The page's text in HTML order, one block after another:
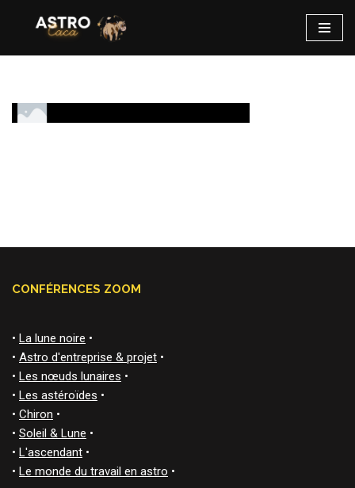
CONFÉRENCES ZOOM
• La lune noire •
• Astro d'entreprise & projet •
• Les nœuds lunaires •
• Les astéroïdes •
• Chiron •
• Soleil & Lune •
• L'ascendant •
• Le monde du travail en astro •